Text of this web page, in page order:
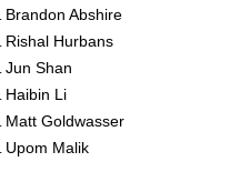
Brandon Abshire
Rishal Hurbans
Jun Shan
Haibin Li
Matt Goldwasser
Upom Malik